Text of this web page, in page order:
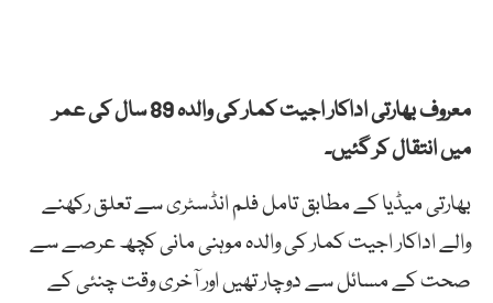
معروف بھارتی اداکار اجیت کمار کی والدہ 89 سال کی عمر
میں انتقال کر گئیں۔
بھارتی میڈیا کے مطابق تامل فلم انڈسٹری سے تعلق رکھنے
والے اداکار اجیت کمار کی والدہ موہنی مانی کچھ عرصے سے
صحت کے مسائل سے دوچار تھیں اور آخری وقت چنئی کے